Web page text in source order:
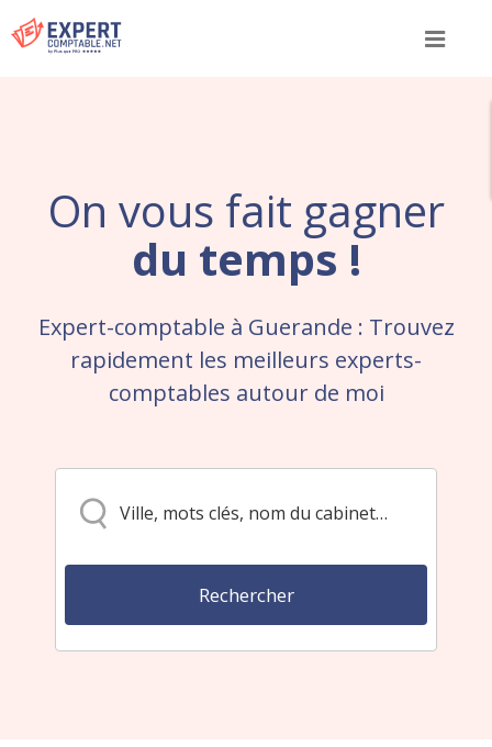
Menu
On vous fait gagner
du temps !
Expert-comptable à Guerande : Trouvez
rapidement les meilleurs experts-
comptables autour de moi